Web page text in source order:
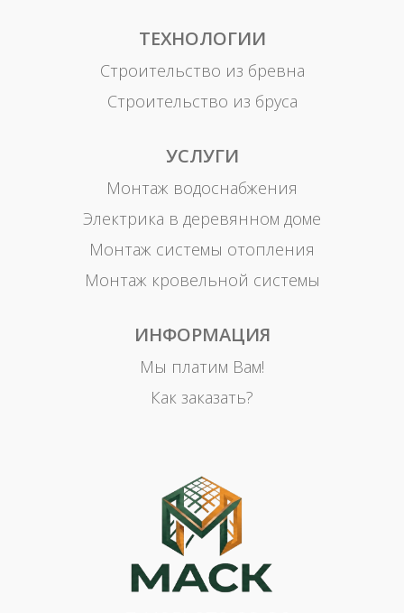
ТЕХНОЛОГИИ
Строительство из бревна
Строительство из бруса
УСЛУГИ
Монтаж водоснабжения
Электрика в деревянном доме
Монтаж системы отопления
Монтаж кровельной системы
ИНФОРМАЦИЯ
Мы платим Вам!
Как заказать?